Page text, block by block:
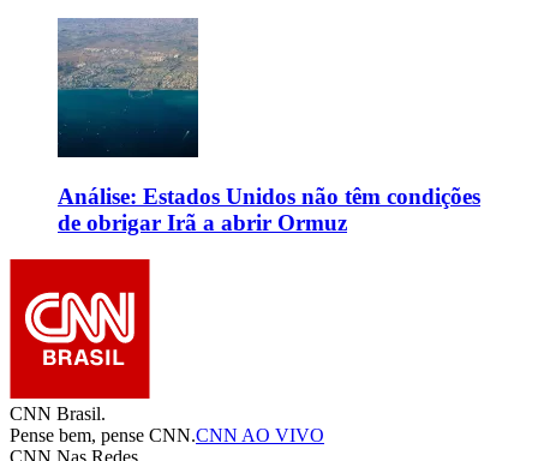
Análise: Estados Unidos não têm condições
de obrigar Irã a abrir Ormuz
CNN Brasil.
Pense bem, pense CNN.CNN AO VIVO